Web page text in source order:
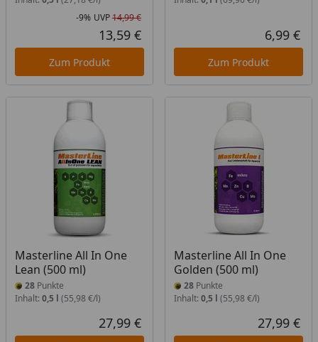
Rabatt in Prozent
-9%
Ursprünglicher Preis
UVP14,99 €
Aktueller Preis
13,59 €
Zum Produkt
6,99 €
Zum Produkt
Masterline All In One
Lean (500 ml)
28 Punkte
Inhalt: 0,5 l (55,98 €/l)
Aktueller Preis
27,99 €
Masterline All In One
Golden (500 ml)
28Punkte
Inhalt: 0,5 l (55,98 €/l)
27,99 €